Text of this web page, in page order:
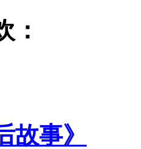
：
故事》